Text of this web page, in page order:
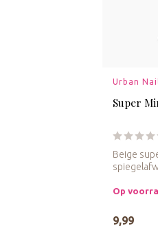
Urban
Super
Beige
Op
9,99